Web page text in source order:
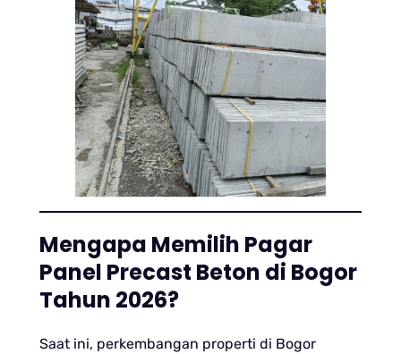
Mengapa Memilih Pagar
Panel Precast Beton di Bogor
Tahun 2026?
Saat ini, perkembangan properti di Bogor